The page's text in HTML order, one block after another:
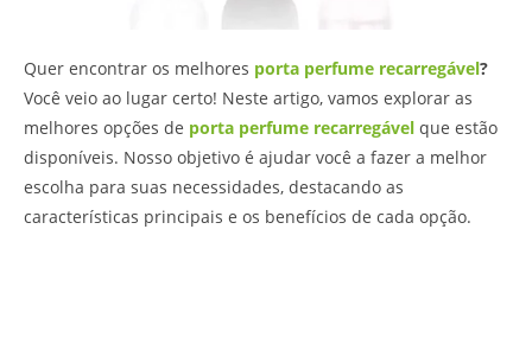
Quer encontrar os melhores porta perfume recarregável?
Você veio ao lugar certo! Neste artigo, vamos explorar as
melhores opções de porta perfume recarregável que estão
disponíveis. Nosso objetivo é ajudar você a fazer a melhor
escolha para suas necessidades, destacando as
características principais e os benefícios de cada opção.